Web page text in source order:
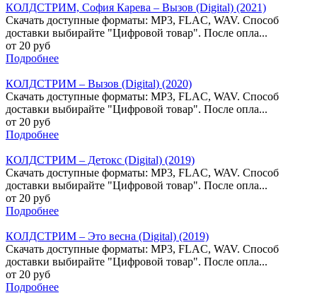
КОЛДСТРИМ, София Карева – Вызов (Digital) (2021)
Скачать доступные форматы: MP3, FLAC, WAV. Способ
доставки выбирайте "Цифровой товар". После опла...
от 20 руб
Подробнее
КОЛДСТРИМ – Вызов (Digital) (2020)
Скачать доступные форматы: MP3, FLAC, WAV. Способ
доставки выбирайте "Цифровой товар". После опла...
от 20 руб
Подробнее
КОЛДСТРИМ – Детокс (Digital) (2019)
Скачать доступные форматы: MP3, FLAC, WAV. Способ
доставки выбирайте "Цифровой товар". После опла...
от 20 руб
Подробнее
КОЛДСТРИМ – Это весна (Digital) (2019)
Скачать доступные форматы: MP3, FLAC, WAV. Способ
доставки выбирайте "Цифровой товар". После опла...
от 20 руб
Подробнее